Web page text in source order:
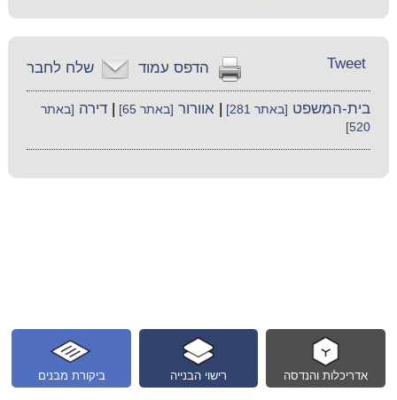
שלח לחבר הדפס עמוד Tweet
בית-המשפט [באתר 281] |אוורור [באתר 65] |דירה [באתר
520]
ביקורת מבנים רישוי הבנייה אדריכלות והנדסה